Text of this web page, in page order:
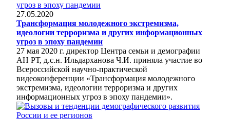
27.05.2020
Трансформация молодежного экстремизма,
идеологии терроризма и других информационных
угроз в эпоху пандемии
27 мая 2020 г. директор Центра семьи и демографии
АН РТ, д.с.н. Ильдарханова Ч.И. приняла участие во
Всероссийской научно-практической
видеоконференции «Трансформация молодежного
экстремизма, идеологии терроризма и других
информационных угроз в эпоху пандемии».